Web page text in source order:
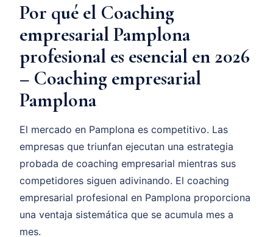
Por qué el Coaching
empresarial Pamplona
profesional es esencial en 2026
– Coaching empresarial
Pamplona
El mercado en Pamplona es competitivo. Las
empresas que triunfan ejecutan una estrategia
probada de coaching empresarial mientras sus
competidores siguen adivinando. El coaching
empresarial profesional en Pamplona proporciona
una ventaja sistemática que se acumula mes a
mes.